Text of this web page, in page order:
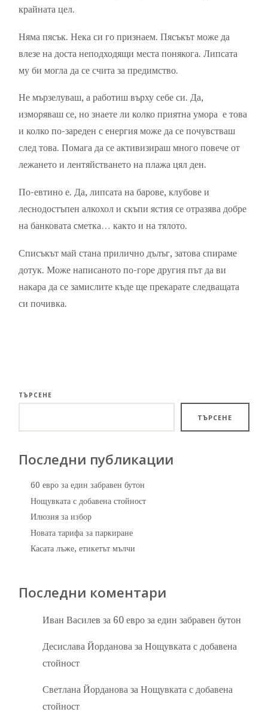
крайната цел.
Няма пясък. Нека си го признаем. Пясъкът може да
влезе на доста неподходящи места понякога. Липсата
му би могла да се счита за предимство.
Не мързелуваш, а работиш върху себе си. Да,
изморяваш се, но знаете ли колко приятна умора е това
и колко по-зареден с енергия може да се почувстваш
след това. Помага да се активизираш много повече от
лежането и лентяйстването на плажа цял ден.
По-евтино е. Да, липсата на барове, клубове и
леснодостъпен алкохол и скъпи ястия се отразява добре
на банковата сметка… както и на тялото.
Списъкът май стана прилично дълъг, затова спираме
дотук. Може написаното по-горе другия път да ви
накара да се замислите къде ще прекарате следващата
си почивка.
ТЪРСЕНЕ
ТЪРСЕНЕ
Последни публикации
60 евро за един забравен бутон
Нощувката с добавена стойност
Илюзия за избор
Новата тарифа за паркиране
Касата лъже, етикетът мълчи
Последни коментари
Иван Василев за 60 евро за един забравен бутон
Десислава Йорданова заНощувката с добавена
стойност
Светлана Йорданова заНощувката с добавена
стойност